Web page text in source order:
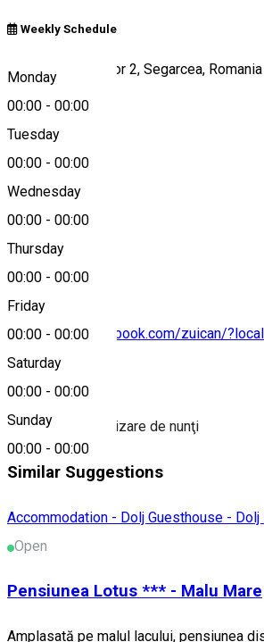
Weekly Schedule
Monday
00:00 - 00:00
Tuesday
00:00 - 00:00
Wednesday
00:00 - 00:00
Thursday
00:00 - 00:00
Friday
00:00 - 00:00
Saturday
00:00 - 00:00
Sunday
00:00 - 00:00
Strada Dealul Viilor 2, Segarcea, Romania
Map
https://www.facebook.com/zuican/
About
Serviciu de organizare de nunţi
Similar Suggestions
Accommodation - Dolj Guesthouse - Dolj
Open
Pensiunea Lotus *** - Malu Mare
Amplasată pe malul lacului, pensiunea